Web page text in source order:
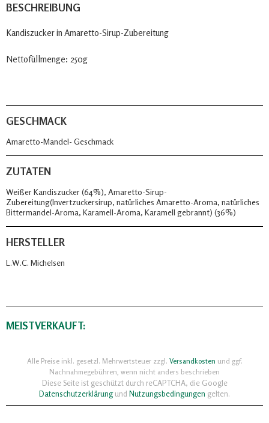
BESCHREIBUNG
Kandiszucker in Amaretto-Sirup-Zubereitung
Nettofüllmenge: 250g
GESCHMACK
Amaretto-Mandel- Geschmack
ZUTATEN
Weißer Kandiszucker (64%), Amaretto-Sirup-
Zubereitung(Invertzuckersirup, natürliches Amaretto-Aroma, natürliches
Bittermandel-Aroma, Karamell-Aroma, Karamell gebrannt) (36%)
HERSTELLER
L.W.C. Michelsen
MEISTVERKAUFT:
Alle Preise inkl. gesetzl. Mehrwertsteuer zzgl. Versandkosten und ggf.
Nachnahmegebühren, wenn nicht anders beschrieben
Diese Seite ist geschützt durch reCAPTCHA, die Google
Datenschutzerklärungund Nutzungsbedingungen gelten.